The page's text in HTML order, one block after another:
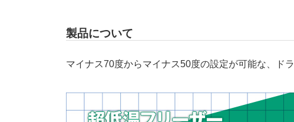
製品について
マイナス70度からマイナス50度の設定が可能な、ド